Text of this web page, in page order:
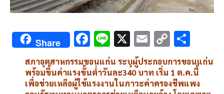
Share F
ac
e
b
Li
n
e
X E
m
ai
l
C
o
py
Li
h
ar
e
สภาอุตสาหกรรมขอนแก่น ระบุผู้ประกอบการขอนแก่น
พร้อมขึ้นค่าแรงขั้นต่ำวันละ340บาท เริ่ม 1 ต.ค.นี้
เพื่อช่วยเหลือผู้ใช้แรงงานในภาวะค่าครองชีพแพง